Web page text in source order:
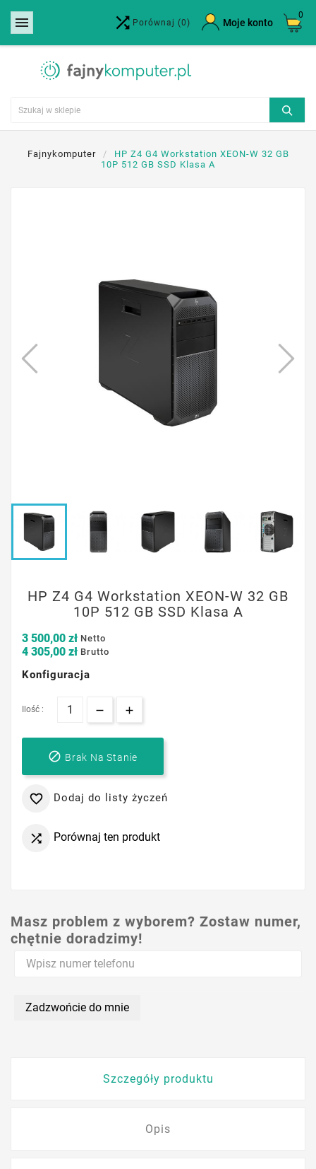
  Porównaj (0) Moje konto
0
Fajnykomputer
HP Z4 G4 Workstation XEON-W 32 GB
10P 512 GB SSD Klasa A
HP Z4 G4 Workstation XEON-W 32 GB
10P 512 GB SSD Klasa A
3 500,00 zł Netto
4 305,00 zł Brutto
Konfiguracja
Ilość :
 Brak Na Stanie
 Dodaj do listy życzeń
 Porównaj ten produkt
Masz problem z wyborem? Zostaw numer,
chętnie doradzimy!
Zadzwońcie do mnie
Szczegóły produktu
Opis
Utwórz listę życzeń ×
Nazwa listy życzeń
Anuluj Utwórz listę życzeń